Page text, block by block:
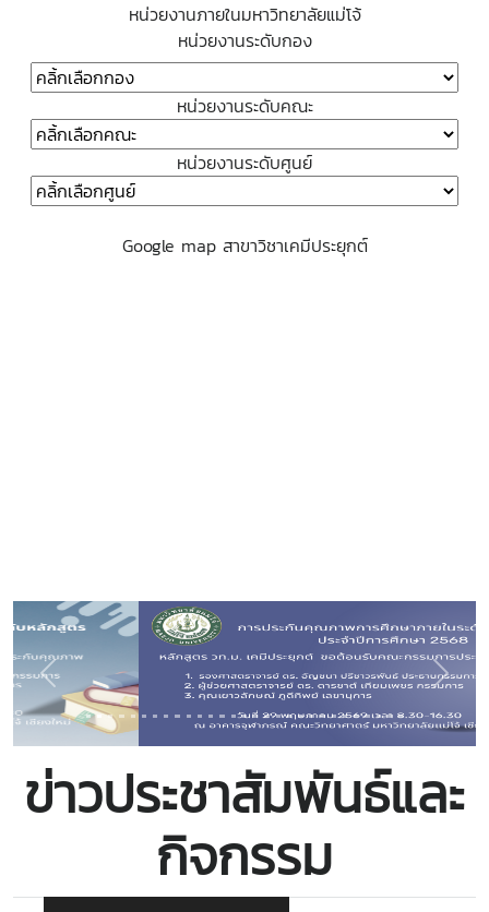
หน่วยงานภายในมหาวิทยาลัยแม่โจ้
หน่วยงานระดับกอง
หน่วยงานระดับคณะ
หน่วยงานระดับศูนย์
Google map สาขาวิชาเคมีประยุกต์
Previous Next
ข่าวประชาสัมพันธ์และ
กิจกรรม